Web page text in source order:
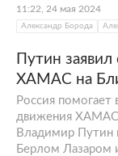
11:22, 24 мая 2024
Александр Борода
Путин
ХАМАС на
Россия
движения
Владимир Путин
Берлом Лазаром